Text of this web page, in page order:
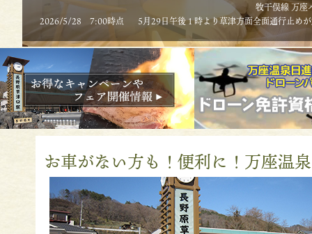
牧干俣線 万座
2026/5/28 7:00時点
5月29日午後１時より草津方面全面通行止め
お車がない方も！便利に！万座温